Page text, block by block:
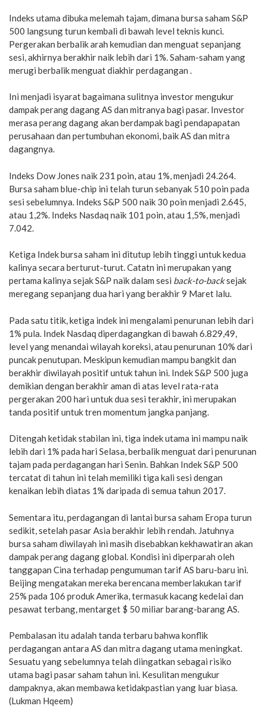
Indeks utama dibuka melemah tajam, dimana bursa saham S&P
500 langsung turun kembali di bawah level teknis kunci.
Pergerakan berbalik arah kemudian dan menguat sepanjang
sesi, akhirnya berakhir naik lebih dari 1%. Saham-saham yang
merugi berbalik menguat diakhir perdagangan .
Ini menjadi isyarat bagaimana sulitnya investor mengukur
dampak perang dagang AS dan mitranya bagi pasar. Investor
merasa perang dagang akan berdampak bagi pendapapatan
perusahaan dan pertumbuhan ekonomi, baik AS dan mitra
dagangnya.
Indeks Dow Jones naik 231 poin, atau 1%, menjadi 24.264.
Bursa saham blue-chip ini telah turun sebanyak 510 poin pada
sesi sebelumnya. Indeks S&P 500 naik 30 poin menjadi 2.645,
atau 1,2%. Indeks Nasdaq naik 101 poin, atau 1,5%, menjadi
7.042.
Ketiga Indek bursa saham ini ditutup lebih tinggi untuk kedua
kalinya secara berturut-turut. Catatn ini merupakan yang
pertama kalinya sejak S&P naik dalam sesi back-to-backsejak
meregang sepanjang dua hari yang berakhir 9 Maret lalu.
Pada satu titik, ketiga indek ini mengalami penurunan lebih dari
1% pula. Indek Nasdaq diperdagangkan di bawah 6.829,49,
level yang menandai wilayah koreksi, atau penurunan 10% dari
puncak penutupan. Meskipun kemudian mampu bangkit dan
berakhir diwilayah positif untuk tahun ini. Indek S&P 500 juga
demikian dengan berakhir aman di atas level rata-rata
pergerakan 200 hari untuk dua sesi terakhir, ini merupakan
tanda positif untuk tren momentum jangka panjang.
Ditengah ketidak stabilan ini, tiga indek utama ini mampu naik
lebih dari 1% pada hari Selasa, berbalik menguat dari penurunan
tajam pada perdagangan hari Senin. Bahkan Indek S&P 500
tercatat di tahun ini telah memiliki tiga kali sesi dengan
kenaikan lebih diatas 1% daripada di semua tahun 2017.
Sementara itu, perdagangan di lantai bursa saham Eropa turun
sedikit, setelah pasar Asia berakhir lebih rendah. Jatuhnya
bursa saham diwilayah ini masih disebabkan kekhawatiran akan
dampak perang dagang global. Kondisi ini diperparah oleh
tanggapan Cina terhadap pengumuman tarif AS baru-baru ini.
Beijing mengatakan mereka berencana memberlakukan tarif
25% pada 106 produk Amerika, termasuk kacang kedelai dan
pesawat terbang, mentarget $ 50 miliar barang-barang AS.
Pembalasan itu adalah tanda terbaru bahwa konflik
perdagangan antara AS dan mitra dagang utama meningkat.
Sesuatu yang sebelumnya telah diingatkan sebagai risiko
utama bagi pasar saham tahun ini. Kesulitan mengukur
dampaknya, akan membawa ketidakpastian yang luar biasa.
(Lukman Hqeem)